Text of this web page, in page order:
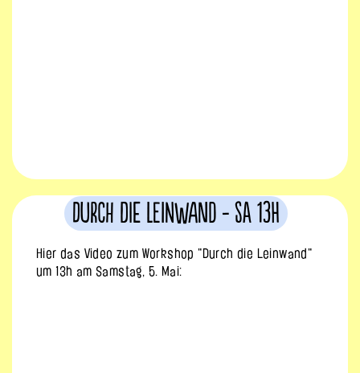
Durch die Leinwand - Sa 13h
Hier das Video zum Workshop "Durch die Leinwand"
um 13h am Samstag, 5. Mai: